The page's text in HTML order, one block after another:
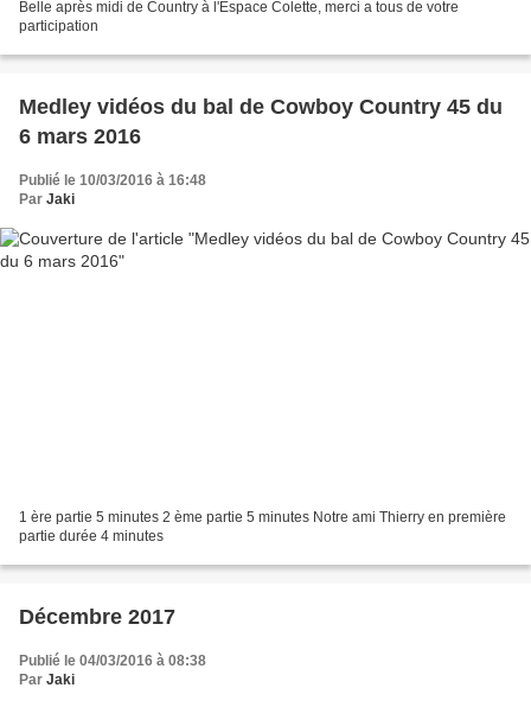
Belle après midi de Country à l'Espace Colette, merci a tous de votre
participation
Medley vidéos du bal de Cowboy Country 45 du
6 mars 2016
Publié le 10/03/2016 à 16:48
Par Jaki
1 ère partie 5 minutes 2 ème partie 5 minutes Notre ami Thierry en première
partie durée 4 minutes
Décembre 2017
Publié le 04/03/2016 à 08:38
Par Jaki